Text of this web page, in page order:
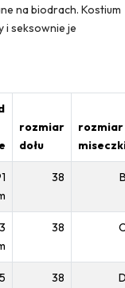
na biodrach. Kostium
i seksownie je
rozmiar
dołu
rozmiar
38
38
38